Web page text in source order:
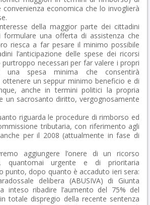
economica che lo invoglierà
della maggior parte dei cittadini
formulare una offerta di assistenza che
riesca a far pesare il minimo possibile
l’anticipazione delle spese dei ricorsi
necessari per far valere i propri
una spesa minima che consentirà
un seppur minimo beneficio e di
anche in termini politici la propria
un sacrosanto diritto, vergognosamente
riguarda le procedure di rimborso ed
tributaria, con riferimento agli
per il 2008 (attualmente in fase di
aggiungere l’onere di un ricorso
quantomai urgente e di prioritaria
punto, dopo quanto è accaduto ieri sera:
delibera (ABUSIVA) di Giunta
inteso ribadire l’aumento del 75% del
totale dispregio della recente sentenza